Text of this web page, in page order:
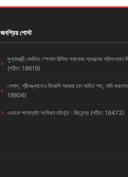
জনপ্রিয় পোস্ট
মুখ্যমন্ত্রী কোভিড স্পেশাল রিলিফ প্যাকেজ প্রকল্পের পরিসংখ্যান
(পঠিত: 18616)
নেপাল, শ্রীলঙ্কাতেও বিজেপি সরকার চান অমিত শাহ, দাবি
18606)
এডহক পদোন্নতি সংবিধান বহির্ভূত : জিতেন্দ্র (পঠিত: 18472)